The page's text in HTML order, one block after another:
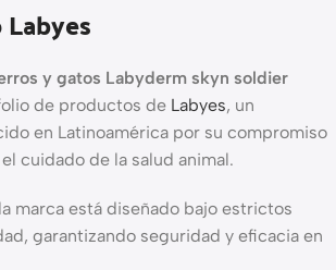
y gatos Labyderm skyn soldier
de productos de Labyes, un
en Latinoamérica por su compromiso
cuidado de la salud animal.
marca está diseñado bajo estrictos
garantizando seguridad y eficacia en